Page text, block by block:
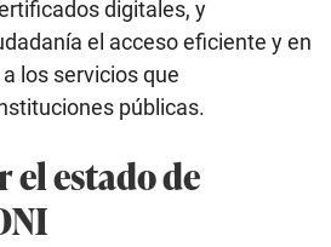
digitales, y
el acceso eficiente y en
los servicios que
públicas.
el estado de